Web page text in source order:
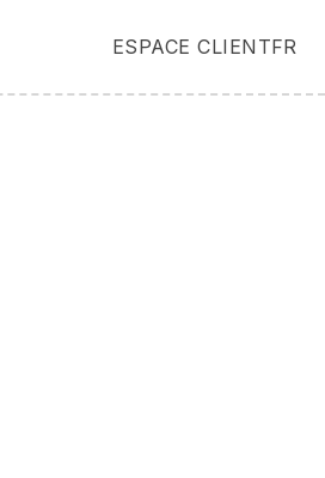
ESPACE CLIENTFR